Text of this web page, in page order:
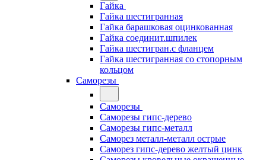
Гайка
Гайка шестигранная
Гайка барашковая оцинкованная
Гайка соединит.шпилек
Гайка шестигран.с фланцем
Гайка шестигранная со стопорным
кольцом
Саморезы
Саморезы
Саморезы гипс-дерево
Саморезы гипс-металл
Саморез металл-металл острые
Саморез гипс-дерево желтый цинк